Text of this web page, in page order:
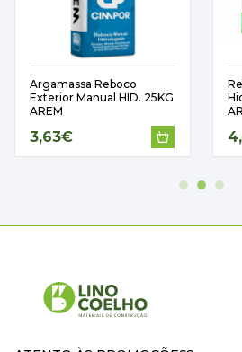
Argamassa Reboco
Exterior Manual HID. 25KG
AREM
3,63€